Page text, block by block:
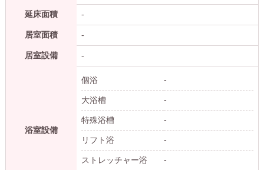
延床面積 -
居室面積 -
居室設備 -
浴室設備
個浴 -
大浴槽 -
特殊浴槽 -
リフト浴 -
ストレッチャー浴 -